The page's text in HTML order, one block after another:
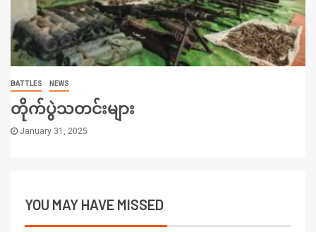
BATTLES NEWS
တိုက်ပွဲသတင်းများ
January 31, 2025
YOU MAY HAVE MISSED